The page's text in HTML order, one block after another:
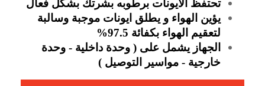
تحتفظ الايونات برطوبه بشرتك بشكل فعال
يؤين الهواء و يطلق ايونات موجبة وسالبة
لتعقيم الهواء بكفائة 97.5%
الجهاز يشمل على ( وحدة داخلية - وحدة
خارجية - مواسير التوصيل )